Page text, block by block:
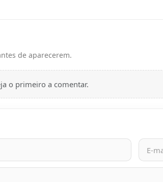
de aparecerem.
o primeiro a comentar.